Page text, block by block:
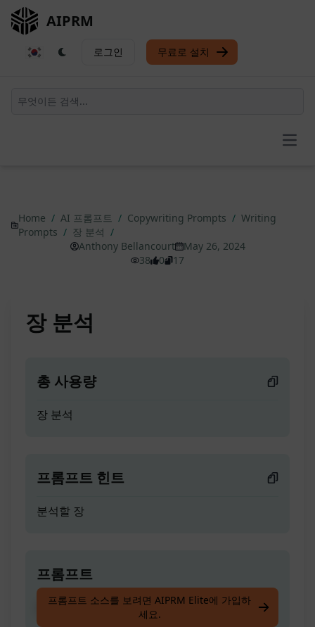
AIPRM
로그인 무료로 설치
Home / AI 프롬프트 / Copywriting Prompts / Writing
Prompts / 장 분석 /
Anthony Bellancourt
May 26, 2024
38
0 17
장 분석
총 사용량
장 분석
프롬프트 힌트
분석할 장
프롬프트
장 분석
프롬프트 소스를 보려면 AIPRM Elite에 가입하
세요.